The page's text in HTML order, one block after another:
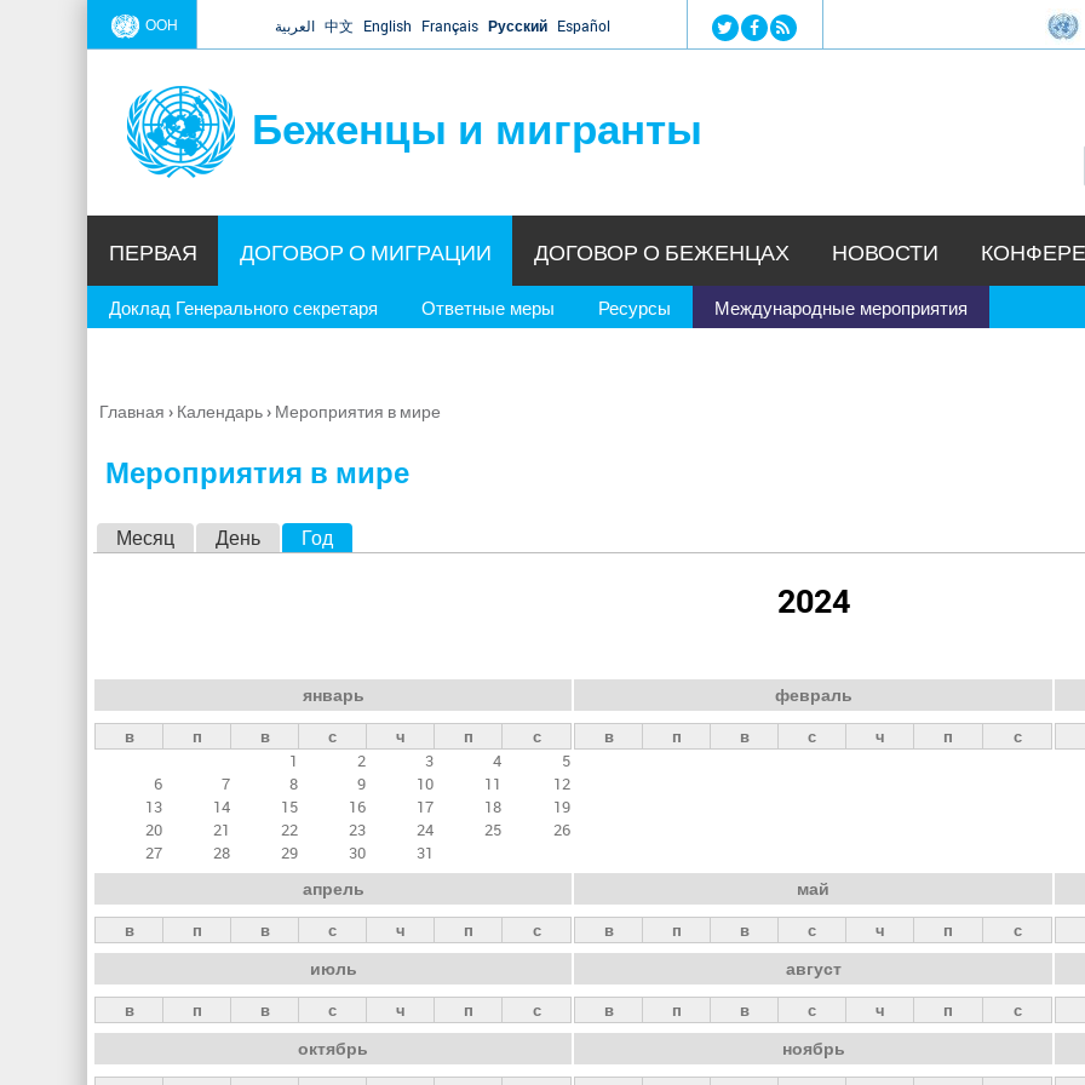
Jump to navigation
ООН العربية 中文 English Français Русский Español
Беженцы и мигранты
ПЕРВАЯ ДОГОВОР О МИГРАЦИИ
Доклад Генерального секретаря Ответные меры Ресурсы Международные мероприятия
ДОГОВОР О БЕЖЕНЦАХ НОВОСТИ
Вы
Главная › Календарь› Мероприятия в мире
Мероприятия в мире
н
ы
е
а
д
к
и
Месяц День Год
2024
январь
в п в с ч п
с
1
2 3 4
5
6
7 8 9 10 11
12
13
14 15 16 17 18
19
20
21 22 23 24 25
26
27
28 29 30 31
февраль
в п в с ч п с
апрель
в п в с ч п с
май
в п в с ч п с
июль
в п в с ч п с
август
в п в с ч п с
октябрь ноябрь